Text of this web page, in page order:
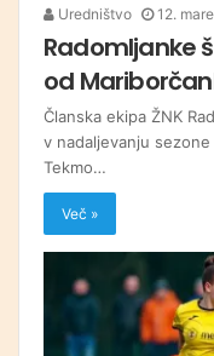
Uredništvo 12.
Radomljanke
od
Članska ekipa ŽNK
v nadaljevanju
Tekmo…
Več »